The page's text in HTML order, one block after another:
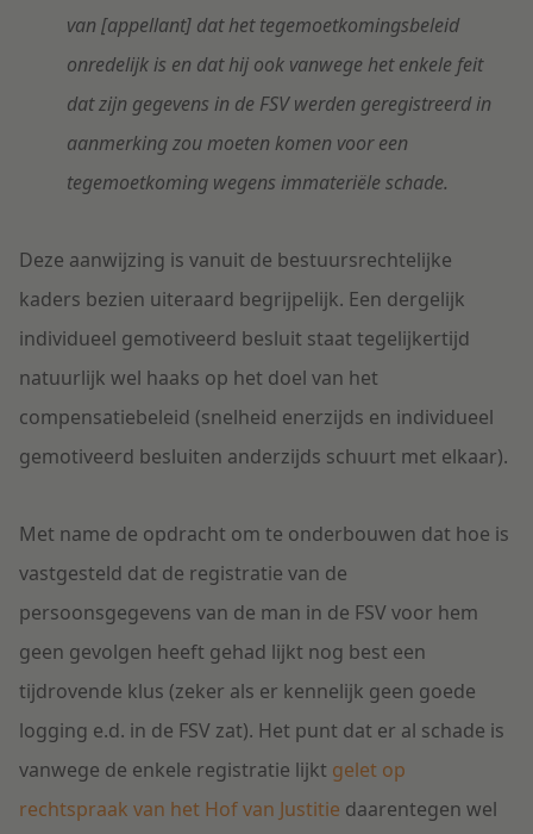
van [appellant] dat het tegemoetkomingsbeleid
onredelijk is en dat hij ook vanwege het enkele feit
dat zijn gegevens in de FSV werden geregistreerd in
aanmerking zou moeten komen voor een
tegemoetkoming wegens immateriële schade.
Deze aanwijzing is vanuit de bestuursrechtelijke
kaders bezien uiteraard begrijpelijk. Een dergelijk
individueel gemotiveerd besluit staat tegelijkertijd
natuurlijk wel haaks op het doel van het
compensatiebeleid (snelheid enerzijds en individueel
gemotiveerd besluiten anderzijds schuurt met elkaar).
Met name de opdracht om te onderbouwen dat hoe is
vastgesteld dat de registratie van de
persoonsgegevens van de man in de FSV voor hem
geen gevolgen heeft gehad lijkt nog best een
tijdrovende klus (zeker als er kennelijk geen goede
logging e.d. in de FSV zat). Het punt dat er al schade is
vanwege de enkele registratie lijkt gelet op
rechtspraak van het Hof van Justitie daarentegen wel